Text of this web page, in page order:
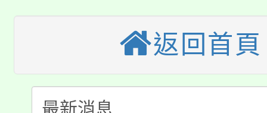
視費優惠，中低收入戶
半價優惠，詳情可洽有
者。
份教師增能研習
大溪自造教育及科技
份教師研習
會
115年食農教育專業人
返回首頁